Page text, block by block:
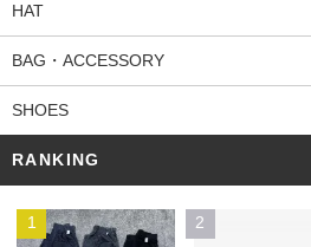
HAT
BAG・ACCESSORY
SHOES
RANKING
1 2